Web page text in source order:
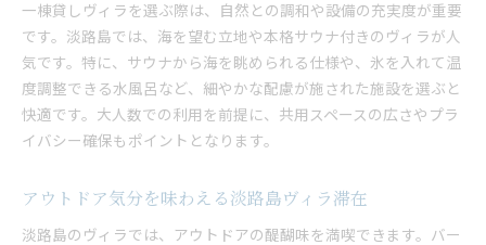
一棟貸しヴィラを選ぶ際は、自然との調和や設備の充実度が重要
です。淡路島では、海を望む立地や本格サウナ付きのヴィラが人
気です。特に、サウナから海を眺められる仕様や、氷を入れて温
度調整できる水風呂など、細やかな配慮が施された施設を選ぶと
快適です。大人数での利用を前提に、共用スペースの広さやプラ
イバシー確保もポイントとなります。
アウトドア気分を味わえる淡路島ヴィラ滞在
淡路島のヴィラでは、アウトドアの醍醐味を満喫できます。バー